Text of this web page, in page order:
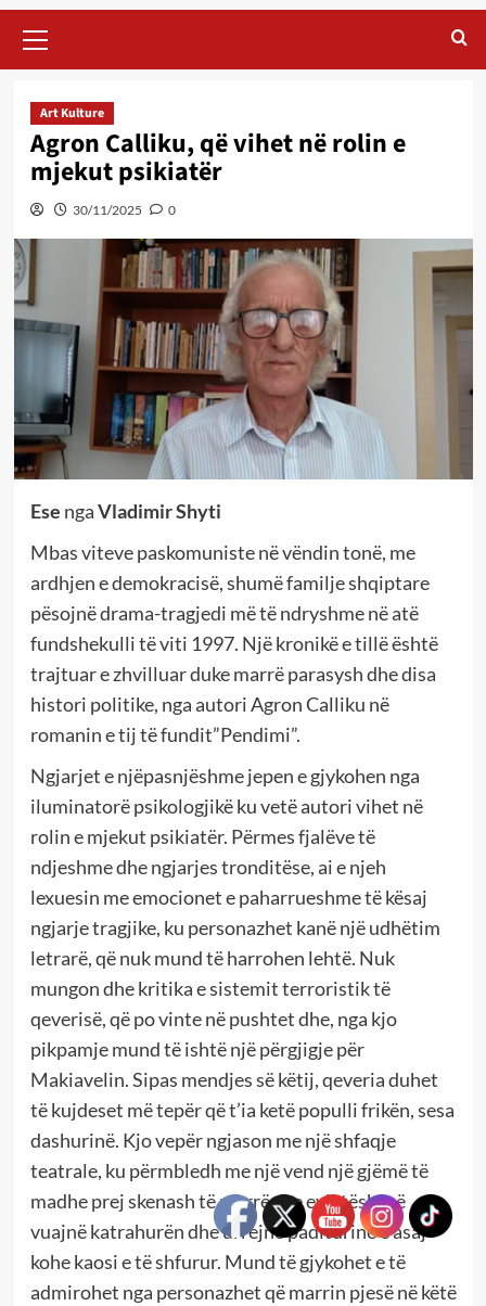
Menu
Art Kulture
Agron Calliku, që vihet në rolin e
mjekut psikiatër
30/11/2025 0
Ese ngaVladimir Shyti
Mbas viteve paskomuniste në vëndin tonë, me
ardhjen e demokracisë, shumë familje shqiptare
pësojnë drama-tragjedi më të ndryshme në atë
fundshekulli të viti 1997. Një kronikë e tillë është
trajtuar e zhvilluar duke marrë parasysh dhe disa
histori politike, nga autori Agron Calliku në
romanin e tij të fundit”Pendimi”.
Ngjarjet e njëpasnjëshme jepen e gjykohen nga
iluminatorë psikologjikë ku vetë autori vihet në
rolin e mjekut psikiatër. Përmes fjalëve të
ndjeshme dhe ngjarjes tronditëse, ai e njeh
lexuesin me emocionet e paharrueshme të kësaj
ngjarje tragjike, ku personazhet kanë një udhëtim
letrarë, që nuk mund të harrohen lehtë. Nuk
mungon dhe kritika e sistemit terroristik të
qeverisë, që po vinte në pushtet dhe, nga kjo
pikpamje mund të ishtë një përgjigje për
Makiavelin. Sipas mendjes së këtij, qeveria duhet
të kujdeset më tepër që t’ia ketë populli frikën, sesa
dashurinë. Kjo vepër ngjason me një shfaqje
teatrale, ku përmbledh me një vend një gjëmë të
madhe prej skenash të marrësh e evlatësh, që
vuajnë katrahurën dhe urrejnë paditurinë e asaj
kohe kaosi e të shfurur. Mund të gjykohet e të
admirohet nga personazhet që marrin pjesë në këtë